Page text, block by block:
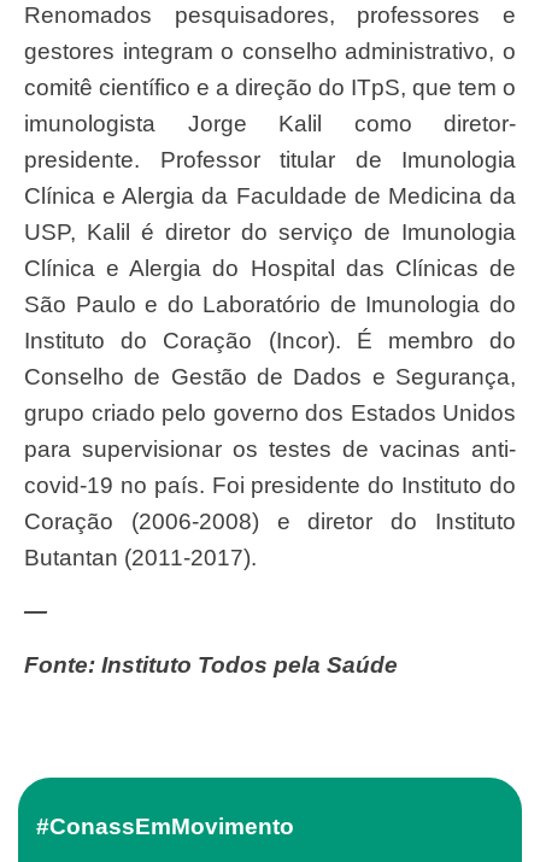
Renomados pesquisadores, professores e
gestores integram o conselho administrativo, o
comitê científico e a direção do ITpS, que tem o
imunologista Jorge Kalil como diretor-
presidente. Professor titular de Imunologia
Clínica e Alergia da Faculdade de Medicina da
USP, Kalil é diretor do serviço de Imunologia
Clínica e Alergia do Hospital das Clínicas de
São Paulo e do Laboratório de Imunologia do
Instituto do Coração (Incor). É membro do
Conselho de Gestão de Dados e Segurança,
grupo criado pelo governo dos Estados Unidos
para supervisionar os testes de vacinas anti-
covid-19 no país. Foi presidente do Instituto do
Coração (2006-2008) e diretor do Instituto
Butantan (2011-2017).
—
Fonte: Instituto Todos pela Saúde
#ConassEmMovimento